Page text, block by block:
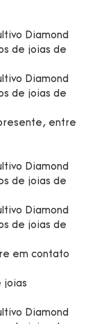
entre
em contato
joias